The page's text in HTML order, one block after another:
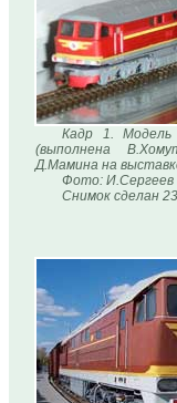
Кадр 1. Модель
(выполнена
Д.Мамина на
Фото: И.Сергеев
Снимок сделан